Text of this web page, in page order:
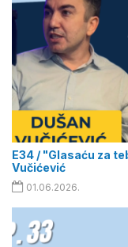
E34 / "Glasaću za
Vučićević
01.06.2026.